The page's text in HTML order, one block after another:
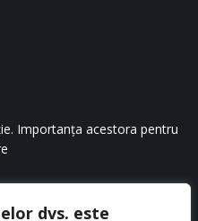
dvs. este
Importanța acestora pentru